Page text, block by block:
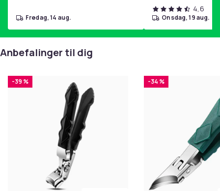
fredag, 14 aug.
4,6
onsdag, 19 aug.
Anbefalinger til dig
-39 % -34 %